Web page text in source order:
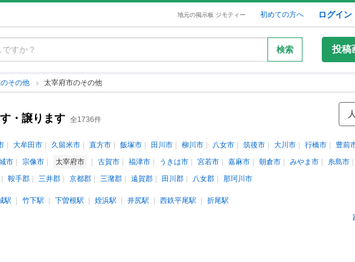
地元の掲示板 ジモティー 初めての方へ ログイン
検索 投稿
その他 太宰府市のその他
・譲ります 全1736件
大牟田市 久留米市 直方市 飯塚市 田川市 柳川市 八女市 筑後市 大川市 行橋市 豊前
市 宗像市 太宰府市 古賀市 福津市 うきは市 宮若市 嘉麻市 朝倉市 みやま市 糸島市
鞍手郡 三井郡 京都郡 三潴郡 遠賀郡 田川郡 八女郡 那珂川市
駅 竹下駅 下曽根駅 姪浜駅 井尻駅 西鉄平尾駅
折尾駅